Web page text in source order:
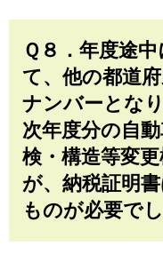
Ｑ８．年度途
て、他の都道
ナンバーとなり
次年度分の自
検・構造等変
が、納税証明
ものが必要で